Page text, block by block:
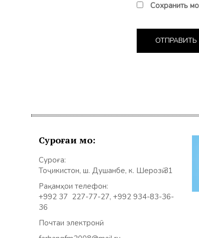
Сохранить
Суроғаи мо:
Суроға:
Тоҷикистон, ш. Душанбе, к. Шерозӣ 31
Рақамҳои телефон:
+992 37 227-77-27, +992 934-83-36-
36
Почтаи электронӣ: